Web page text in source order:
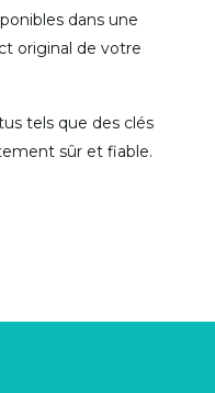
dans une
original de votre
tels que des clés
sûr et fiable.